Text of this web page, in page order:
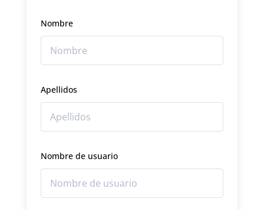
Nombre
Apellidos
Nombre de usuario